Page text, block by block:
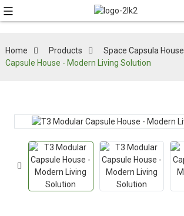
Home Products Space Capsula House
Capsule House - Modern Living Solution